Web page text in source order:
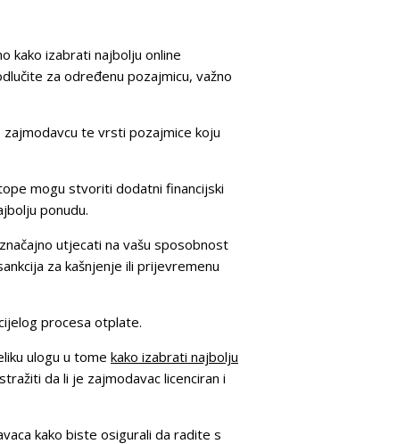
kako izabrati najbolju online
za određenu pozajmicu, važno
te vrsti pozajmice koju
mogu stvoriti dodatni financijski
ponudu.
utjecati na vašu sposobnost
za kašnjenje ili prijevremenu
procesa otplate.
ulogu u tome kako izabrati najbolju
da li je zajmodavac licenciran i
kako biste osigurali da radite s